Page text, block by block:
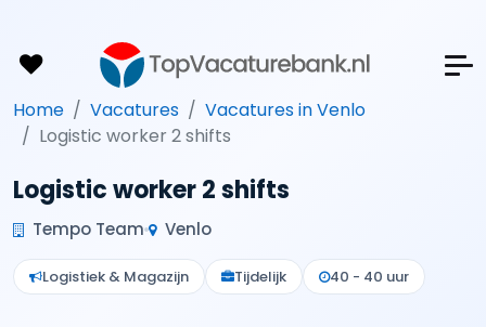
Home Vacatures
Vacatures in Venlo
Logistic worker 2 shifts
Logistic worker 2 shifts
Tempo Team Venlo
Logistiek & Magazijn Tijdelijk 40 - 40 uur